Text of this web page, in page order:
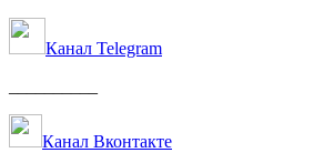
Канал Telegram
Канал Вконтакте